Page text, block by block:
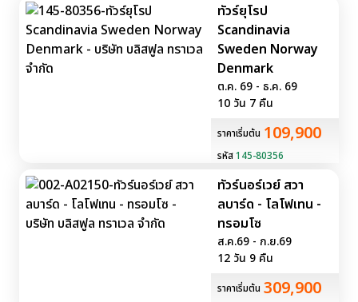
ทัวร์ยุโรป
Scandinavia
Sweden Norway
Denmark
ต.ค. 69 - ธ.ค. 69
10 วัน 7 คืน
ราคาเริ่มต้น 109,900
รหัส145-80356
ทัวร์นอร์เวย์ สวา
ลบาร์ด - โลโฟเทน -
ทรอมโซ
ส.ค.69 - ก.ย.69
12 วัน 9 คืน
ราคาเริ่มต้น 309,900